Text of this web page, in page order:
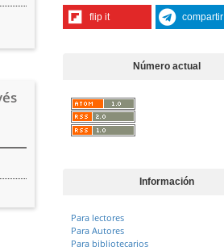
flip it compartir
Número actual
Información
Para lectores
Para Autores
Para bibliotecarios